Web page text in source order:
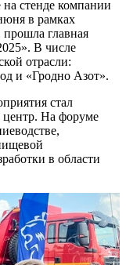
стенде компании
в рамках
главная
В числе
отрасли:
и «Гродно Азот».
стал
На форуме
в области